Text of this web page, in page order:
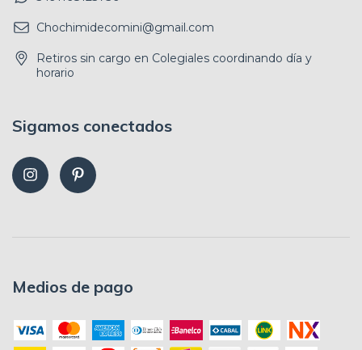
Chochimidecomini@gmail.com
Retiros sin cargo en Colegiales coordinando día y
horario
Sigamos conectados
Medios de pago